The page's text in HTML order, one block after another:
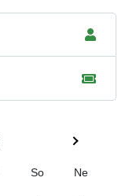
So Ne